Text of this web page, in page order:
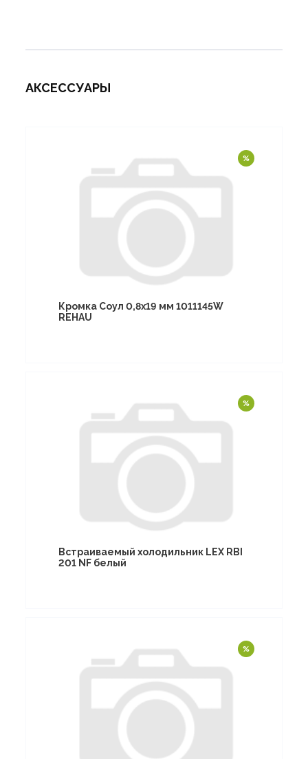
АКСЕССУАРЫ
Кромка Соул 0,8х19 мм 1011145W
REHAU
Встраиваемый холодильник LEX RBI
201 NF белый